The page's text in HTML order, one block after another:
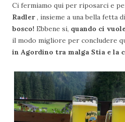
Ci fermiamo qui per riposarci e
Radler, insieme a una bella fetta di
bosco! Ebbene si, quando ci
il modo migliore per concludere
in Agordino tra malga Stia e la